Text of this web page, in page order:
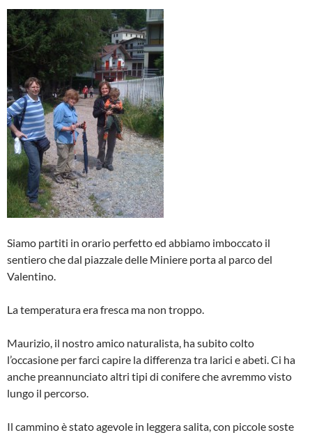
Siamo partiti in orario perfetto ed abbiamo imboccato il
sentiero che dal piazzale delle Miniere porta al parco del
Valentino.
La temperatura era fresca ma non troppo.
Maurizio, il nostro amico naturalista, ha subito colto
l’occasione per farci capire la differenza tra larici e abeti. Ci ha
anche preannunciato altri tipi di conifere che avremmo visto
lungo il percorso.
Il cammino è stato agevole in leggera salita, con piccole soste